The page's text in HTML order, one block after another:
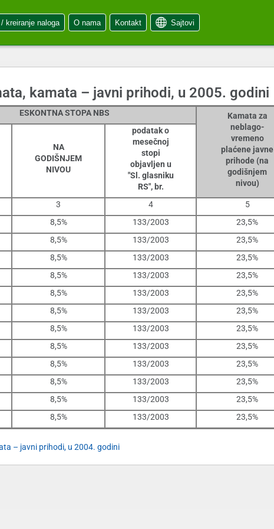
/ kreiranje naloga O nama Kontakt Sajtovi
kamata – javni prihodi, u 2005. godini
ESKONTNA STOPA NBS
Kamata za
neblago-
vremeno
plaćene javne
prihode (na
godišnjem
nivou)
NA
GODIŠNJEM
NIVOU
podatak o
mesečnoj
stopi
objavljen u
"Sl. glasniku
RS", br.
3 4 5
8,5% 133/2003 23,5%
8,5% 133/2003 23,5%
8,5% 133/2003 23,5%
8,5% 133/2003 23,5%
8,5% 133/2003 23,5%
8,5% 133/2003 23,5%
8,5% 133/2003 23,5%
8,5% 133/2003 23,5%
8,5% 133/2003 23,5%
8,5% 133/2003 23,5%
8,5% 133/2003 23,5%
8,5% 133/2003 23,5%
– javni prihodi, u 2004. godini